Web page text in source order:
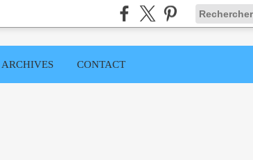
ARCHIVES CONTACT